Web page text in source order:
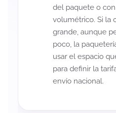
del paquete o
volumétrico. Si la
grande, aunque
poco, la
usar el espacio
para definir la
envío nacional.